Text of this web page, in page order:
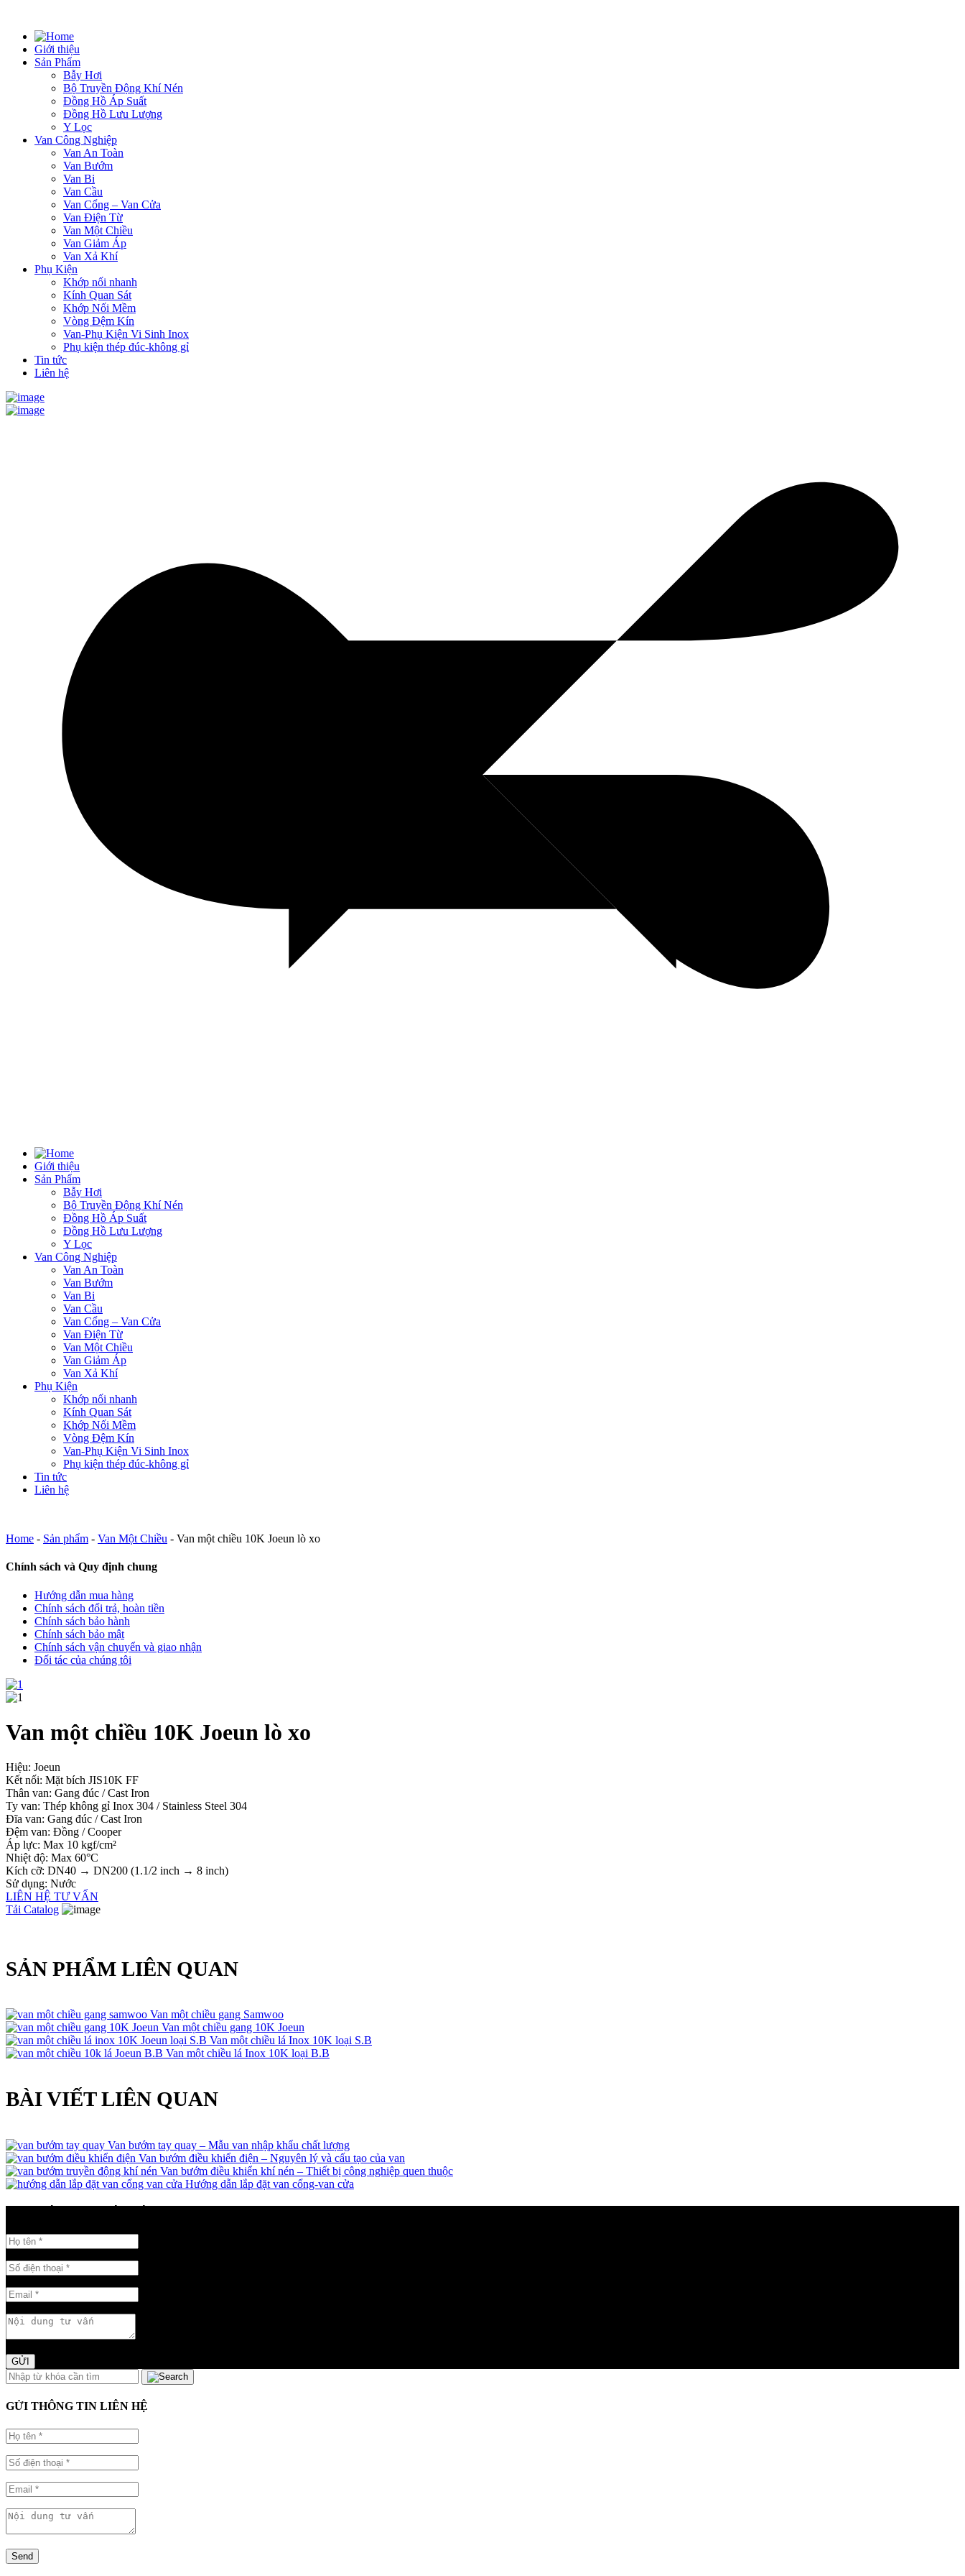
Giới thiệu
Sản Phẩm
Bẫy Hơi
Bộ Truyền Động Khí Nén
Đồng Hồ Áp Suất
Đồng Hồ Lưu Lượng
Y Lọc
Van Công Nghiệp
Van An Toàn
Van Bướm
Van Bi
Van Cầu
Van Cổng – Van Cửa
Van Điện Từ
Van Một Chiều
Van Giảm Áp
Van Xả Khí
Phụ Kiện
Khớp nối nhanh
Kính Quan Sát
Khớp Nối Mềm
Vòng Đệm Kín
Van-Phụ Kiện Vi Sinh Inox
Phụ kiện thép đúc-không gỉ
Tin tức
Liên hệ
Giới thiệu
Sản Phẩm
Bẫy Hơi
Bộ Truyền Động Khí Nén
Đồng Hồ Áp Suất
Đồng Hồ Lưu Lượng
Y Lọc
Van Công Nghiệp
Van An Toàn
Van Bướm
Van Bi
Van Cầu
Van Cổng – Van Cửa
Van Điện Từ
Van Một Chiều
Van Giảm Áp
Van Xả Khí
Phụ Kiện
Khớp nối nhanh
Kính Quan Sát
Khớp Nối Mềm
Vòng Đệm Kín
Van-Phụ Kiện Vi Sinh Inox
Phụ kiện thép đúc-không gỉ
Tin tức
Liên hệ
Home - Sản phẩm - Van Một Chiều - Van một chiều 10K Joeun lò xo
Chính sách và Quy định chung
Hướng dẫn mua hàng
Chính sách đổi trả, hoàn tiền
Chính sách bảo hành
Chính sách bảo mật
Chính sách vận chuyển và giao nhận
Đối tác của chúng tôi
Van một chiều 10K Joeun lò xo
Hiệu: Joeun
Kết nối: Mặt bích JIS10K FF
Thân van: Gang đúc / Cast Iron
Ty van: Thép không gỉ Inox 304 / Stainless Steel 304
Đĩa van: Gang đúc / Cast Iron
Đệm van: Đồng / Cooper
Áp lực: Max 10 kgf/cm²
Nhiệt độ: Max 60°C
Kích cỡ: DN40 → DN200 (1.1/2 inch → 8 inch)
Sử dụng: Nước
LIÊN HỆ TƯ VẤN
Tải Catalog
SẢN PHẨM LIÊN QUAN
Van một chiều gang Samwoo
Van một chiều gang 10K Joeun
Van một chiều lá Inox 10K loại S.B
Van một chiều lá Inox 10K loại B.B
BÀI VIẾT LIÊN QUAN
Van bướm tay quay – Mẫu van nhập khẩu chất lượng
Van bướm điều khiển điện – Nguyên lý và cấu tạo của van
Van bướm điều khiển khí nén – Thiết bị công nghiệp quen thuộc
Hướng dẫn lắp đặt van cổng-van cửa
GỬI
GỬI THÔNG TIN LIÊN HỆ
Send